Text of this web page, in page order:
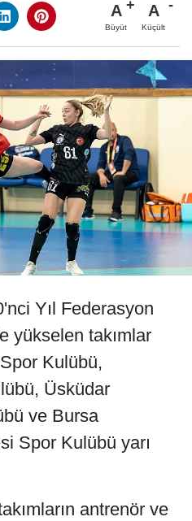
A
Büyüt
A
Küçült
Yıl Federasyon
yükselen takımlar
Kulübü,
Üsküdar
ve Bursa
Spor Kulübü yarı
antrenör ve